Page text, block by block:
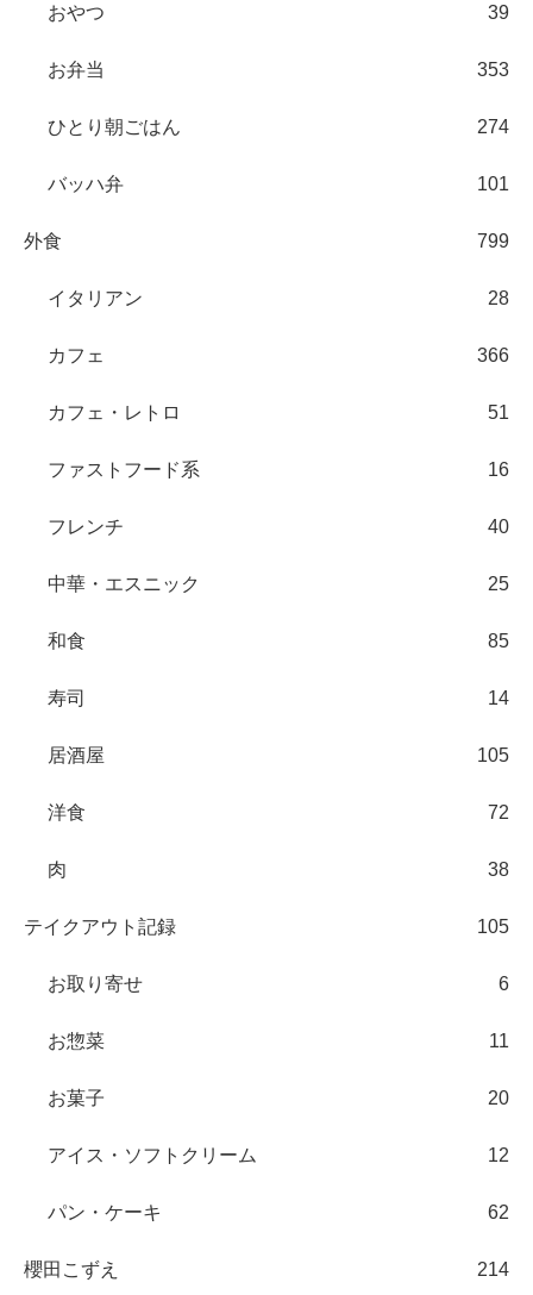
おやつ 39
お弁当 353
ひとり朝ごはん 274
バッハ弁 101
外食 799
イタリアン 28
カフェ 366
カフェ・レトロ 51
ファストフード系 16
フレンチ 40
中華・エスニック 25
和食 85
寿司 14
居酒屋 105
洋食 72
肉 38
テイクアウト記録 105
お取り寄せ 6
お惣菜 11
お菓子 20
アイス・ソフトクリーム 12
パン・ケーキ 62
櫻田こずえ 214